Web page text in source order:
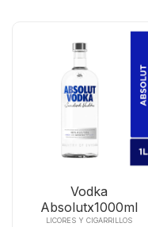
Vodka
Absolutx1000ml
LICORES Y CIGARRILLOS